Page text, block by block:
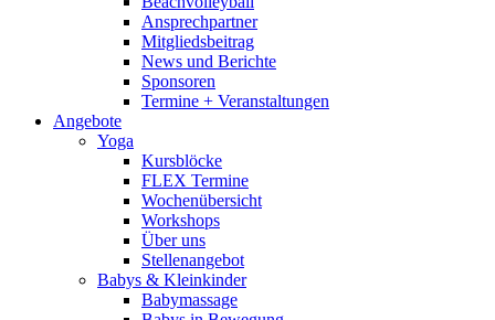
Ansprechpartner
Mitgliedsbeitrag
News und Berichte
Sponsoren
Termine + Veranstaltungen
Angebote
Yoga
Kursblöcke
FLEX Termine
Wochenübersicht
Workshops
Über uns
Stellenangebot
Babys & Kleinkinder
Babymassage